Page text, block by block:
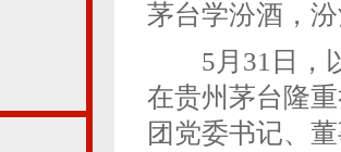
茅台学汾酒，
5月31日，以
在贵州茅台隆
团党委书记、